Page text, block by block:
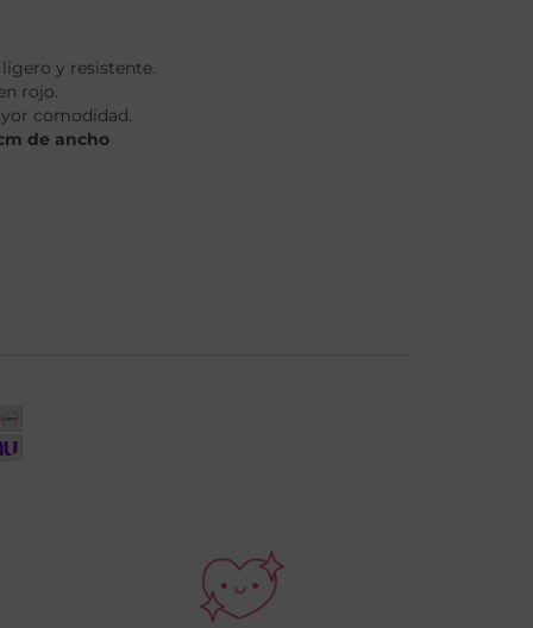
y resistente.
rojo.
comodidad.
de ancho